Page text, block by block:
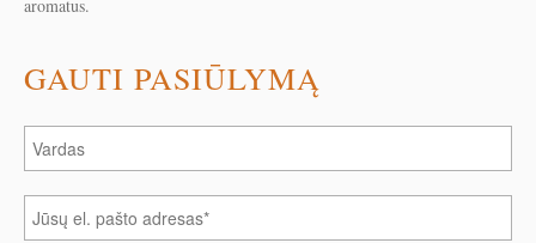
aromatus.
GAUTI PASIŪLYMĄ